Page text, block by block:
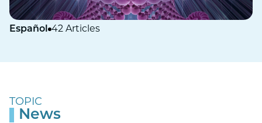
Español 42 Articles
TOPIC
News